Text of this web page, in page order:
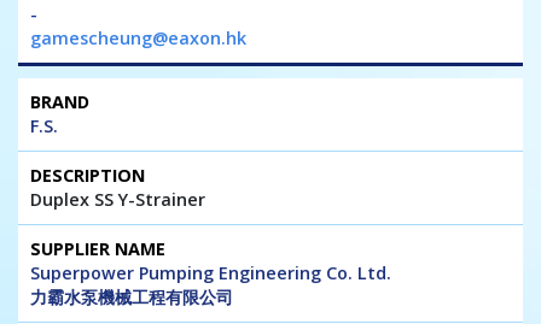
-
gamescheung@eaxon.hk
F.S.
Duplex SS Y-Strainer
Superpower Pumping Engineering Co. Ltd.
力霸水泵機械工程有限公司